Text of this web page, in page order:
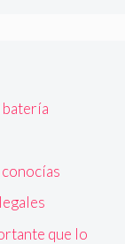
batería
que lo